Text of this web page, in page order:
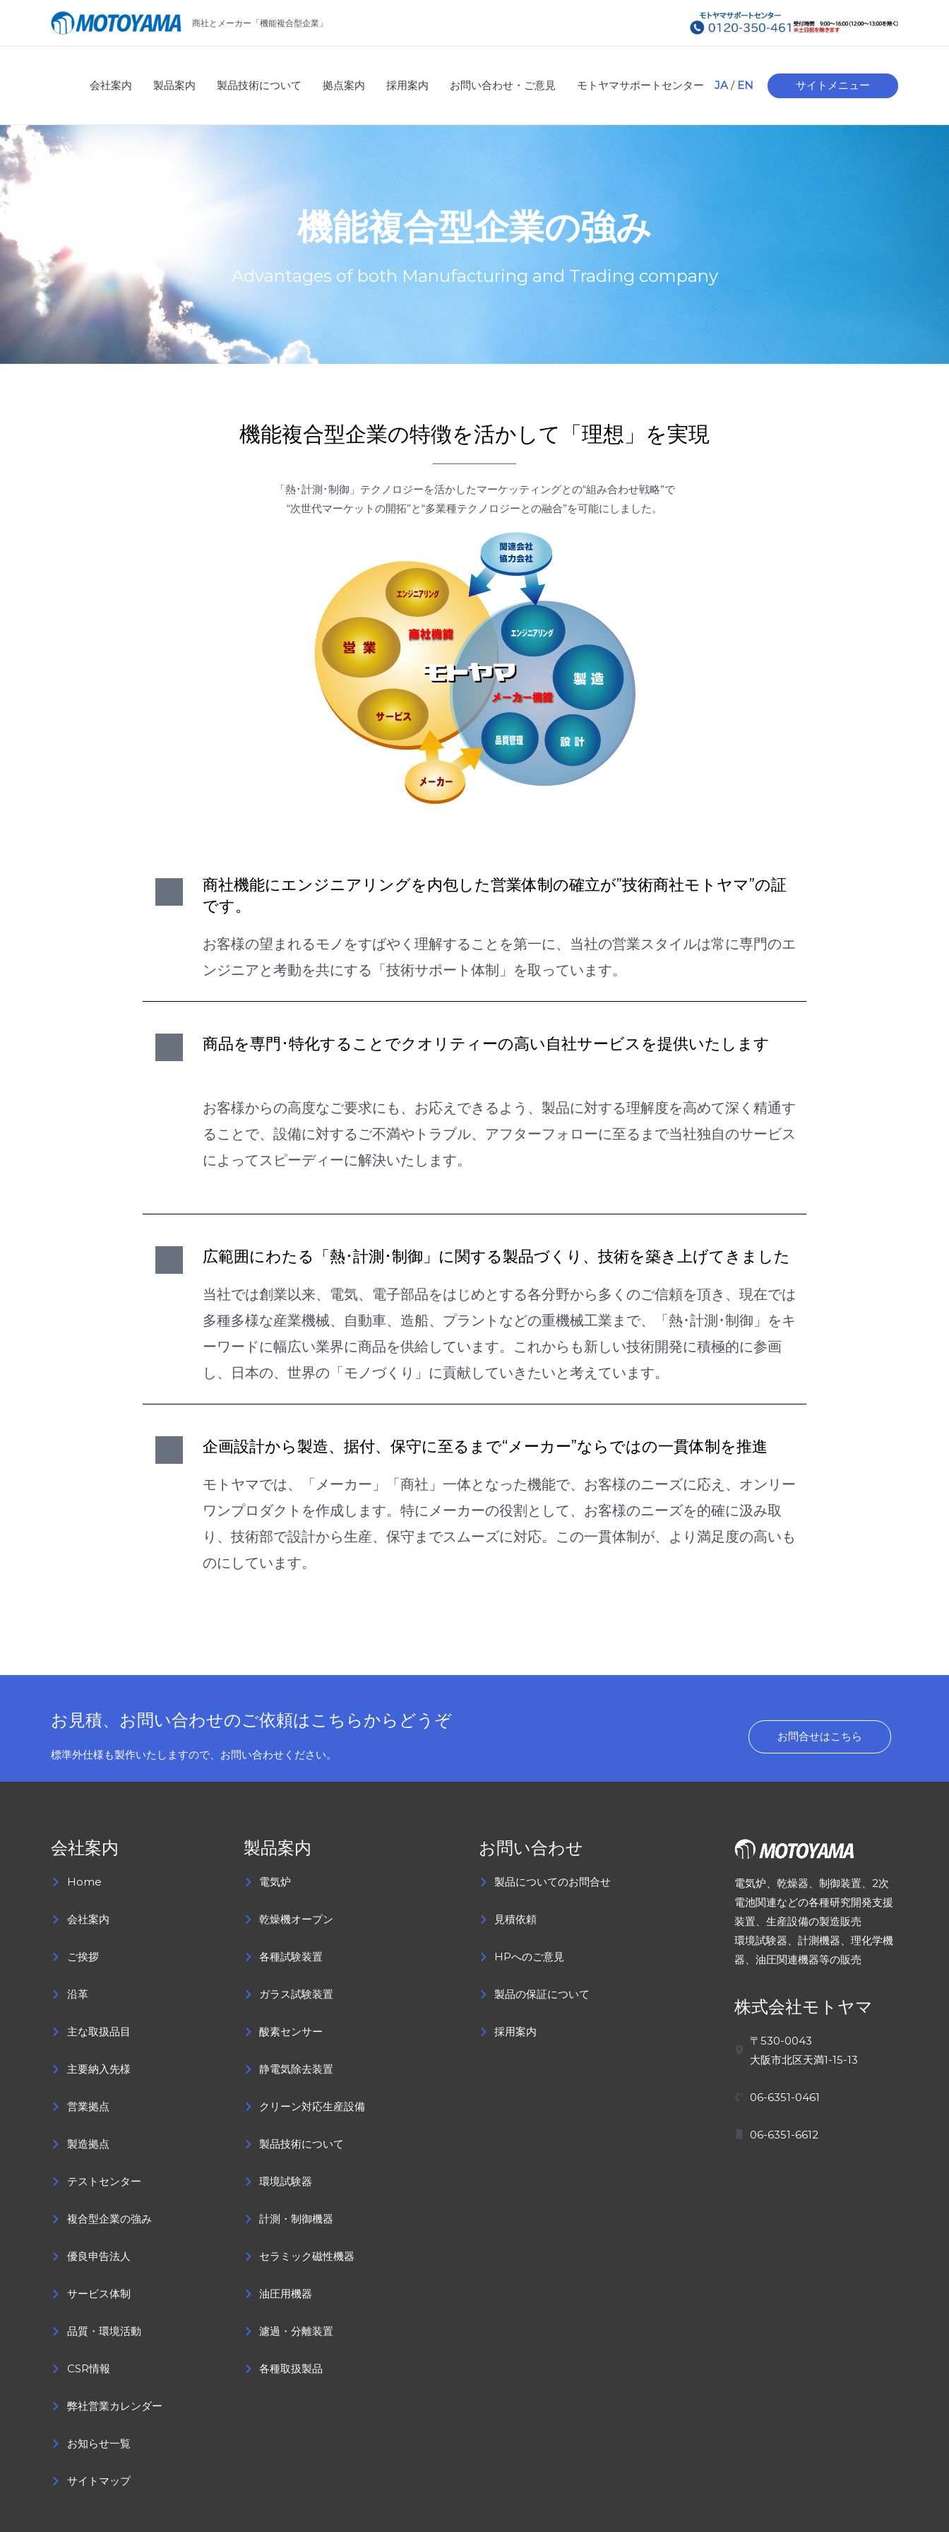
ス
キ
ッ
プ
商社とメーカー「機能複合型企業」
会社案内 製品案内 製品技術について 拠点案内 採用案内 お問い合わせ・ご意見 モトヤマサポートセンター JA / EN サイトメニュー
機能複合型企業の強み
Advantages of both Manufacturing and Trading company
機能複合型企業の特徴を活かして「理想」を実現
「熱･計測･制御」テクノロジーを活かしたマーケッティングとの“組み合わせ戦略”で
“次世代マーケットの開拓”と“多業種テクノロジーとの融合”を可能にしました。
商社機能にエンジニアリングを内包した営業体制の確立が”技術商社モトヤマ”の証
です。
お客様の望まれるモノをすばやく理解することを第一に、当社の営業スタイルは常に専門のエ
ンジニアと考動を共にする「技術サポート体制」を取っています。
商品を専門･特化することでクオリティーの高い自社サービスを提供いたします
お客様からの高度なご要求にも、お応えできるよう、製品に対する理解度を高めて深く精通す
ることで、設備に対するご不満やトラブル、アフターフォローに至るまで当社独自のサービス
によってスピーディーに解決いたします。
広範囲にわたる「熱･計測･制御」に関する製品づくり、技術を築き上げてきました
当社では創業以来、電気、電子部品をはじめとする各分野から多くのご信頼を頂き、現在では
多種多様な産業機械、自動車、造船、プラントなどの重機械工業まで、「熱･計測･制御」をキ
ーワードに幅広い業界に商品を供給しています。これからも新しい技術開発に積極的に参画
し、日本の、世界の「モノづくり」に貢献していきたいと考えています。
企画設計から製造、据付、保守に至るまで“メーカー”ならではの一貫体制を推進
モトヤマでは、「メーカー」「商社」一体となった機能で、お客様のニーズに応え、オンリー
ワンプロダクトを作成します。特にメーカーの役割として、お客様のニーズを的確に汲み取
り、技術部で設計から生産、保守までスムーズに対応。この一貫体制が、より満足度の高いも
のにしています。
お見積、お問い合わせのご依頼はこちらからどうぞ
標準外仕様も製作いたしますので、お問い合わせください。
お問合せはこちら
会社案内
Home
会社案内
ご挨拶
沿革
主な取扱品目
主要納入先様
営業拠点
製造拠点
テストセンター
複合型企業の強み
優良申告法人
サービス体制
品質・環境活動
CSR情報
弊社営業カレンダー
お知らせ一覧
サイトマップ
製品案内
電気炉
乾燥機オープン
各種試験装置
ガラス試験装置
酸素センサー
静電気除去装置
クリーン対応生産設備
製品技術について
環境試験器
計測・制御機器
セラミック磁性機器
油圧用機器
濾過・分離装置
各種取扱製品
お問い合わせ
製品についてのお問合せ
見積依頼
HPへのご意見
製品の保証について
採用案内
電気炉、乾燥器、制御装置、2次
電池関連などの各種研究開発支援
装置、生産設備の製造販売
環境試験器、計測機器、理化学機
器、油圧関連機器等の販売
株式会社モトヤマ
〒530-0043
大阪市北区天満1-15-13
06-6351-0461
06-6351-6612